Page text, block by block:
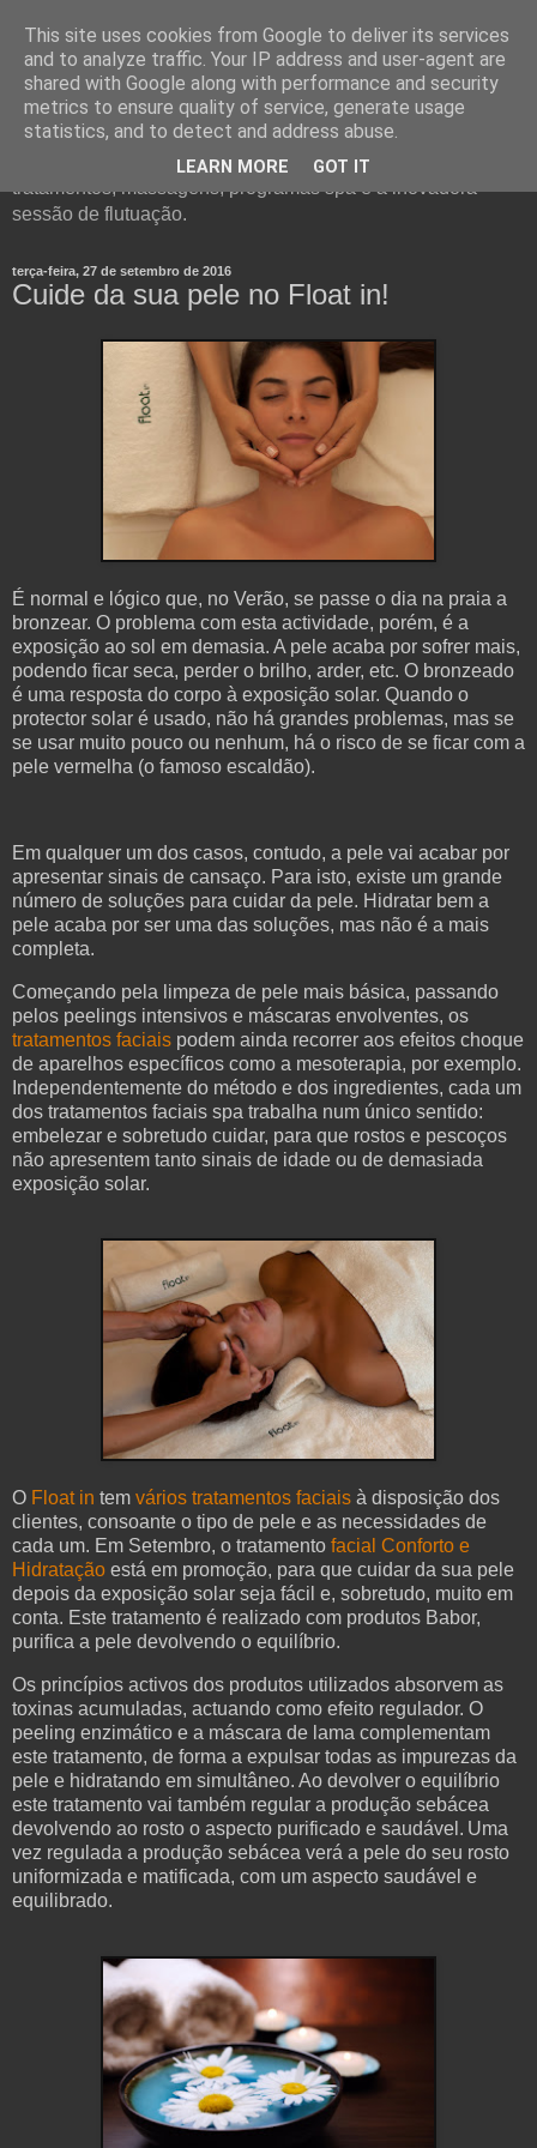
Float in - um conceito único de Spa. Visite o nosso Blog e
conheça todos os detalhes e informações sobre
tratamentos, massagens, programas spa e a inovadora
sessão de flutuação.
terça-feira, 27 de setembro de 2016
Cuide da sua pele no Float in!
É normal e lógico que, no Verão, se passe o dia na praia a
bronzear. O problema com esta actividade, porém, é a
exposição ao sol em demasia. A pele acaba por sofrer mais,
podendo ficar seca, perder o brilho, arder, etc. O bronzeado
é uma resposta do corpo à exposição solar. Quando o
protector solar é usado, não há grandes problemas, mas se
se usar muito pouco ou nenhum, há o risco de se ficar com a
pele vermelha (o famoso escaldão).
Em qualquer um dos casos, contudo, a pele vai acabar por
apresentar sinais de cansaço. Para isto, existe um grande
número de soluções para cuidar da pele. Hidratar bem a
pele acaba por ser uma das soluções, mas não é a mais
completa.
Começando pela limpeza de pele mais básica, passando
pelos peelings intensivos e máscaras envolventes, os
tratamentos faciais podem ainda recorrer aos efeitos choque
de aparelhos específicos como a mesoterapia, por exemplo.
Independentemente do método e dos ingredientes, cada um
dos tratamentos faciais spa trabalha num único sentido:
embelezar e sobretudo cuidar, para que rostos e pescoços
não apresentem tanto sinais de idade ou de demasiada
exposição solar.
O Float in tem vários tratamentos faciais à disposição dos
clientes, consoante o tipo de pele e as necessidades de
cada um. Em Setembro, o tratamento facial Conforto e
Hidratação está em promoção, para que cuidar da sua pele
depois da exposição solar seja fácil e, sobretudo, muito em
conta. Este tratamento é realizado com produtos Babor,
purifica a pele devolvendo o equilíbrio.
Os princípios activos dos produtos utilizados absorvem as
toxinas acumuladas, actuando como efeito regulador. O
peeling enzimático e a máscara de lama complementam
este tratamento, de forma a expulsar todas as impurezas da
pele e hidratando em simultâneo. Ao devolver o equilíbrio
este tratamento vai também regular a produção sebácea
devolvendo ao rosto o aspecto purificado e saudável. Uma
vez regulada a produção sebácea verá a pele do seu rosto
uniformizada e matificada, com um aspecto saudável e
equilibrado.
This site uses cookies from Google to deliver its services
and to analyze traffic. Your IP address and user-agent are
shared with Google along with performance and security
metrics to ensure quality of service, generate usage
statistics, and to detect and address abuse.
LEARN MORE GOT IT